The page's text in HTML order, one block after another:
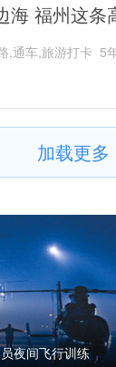
海 福州这条
,通车,旅游打卡 5
加载更多
夜间飞行训练